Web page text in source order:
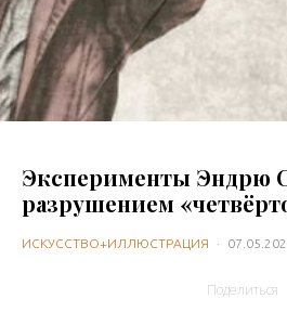
Эксперименты Эндрю
разрушением
ИСКУССТВО+ИЛЛЮСТРАЦИЯ ·
Поделиться